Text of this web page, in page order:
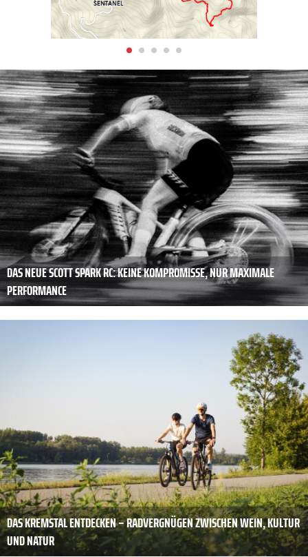
DAS NEUE SCOTT SPARK RC: KEINE KOMPROMISSE, NUR MAXIMALE
PERFORMANCE
DAS KREMSTAL ENTDECKEN – RADVERGNÜGEN ZWISCHEN WEIN, KULTUR
UND NATUR